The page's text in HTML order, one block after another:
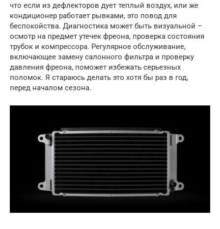
что если из дефлекторов дует теплый воздух, или же
кондиционер работает рывками, это повод для
беспокойства. Диагностика может быть визуальной –
осмотр на предмет утечек фреона, проверка состояния
трубок и компрессора. Регулярное обслуживание,
включающее замену салонного фильтра и проверку
давления фреона, поможет избежать серьезных
поломок. Я стараюсь делать это хотя бы раз в год,
перед началом сезона.